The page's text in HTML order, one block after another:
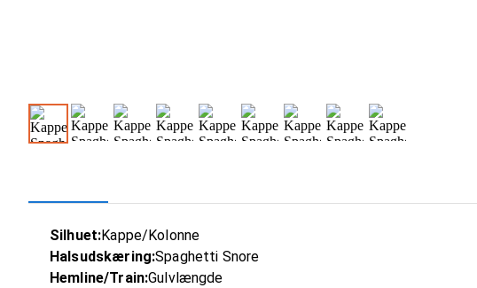
Silhuet:Kappe/Kolonne
Halsudskæring:Spaghetti Snore
Hemline/Train:Gulvlængde